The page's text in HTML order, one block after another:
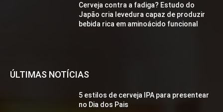
Cerveja contra a fadiga? Estudo do
Japão cria levedura capaz de produzir
bebida rica em aminoácido funcional
ÚLTIMAS NOTÍCIAS
5 estilos de cerveja IPA para presentear
no Dia dos Pais